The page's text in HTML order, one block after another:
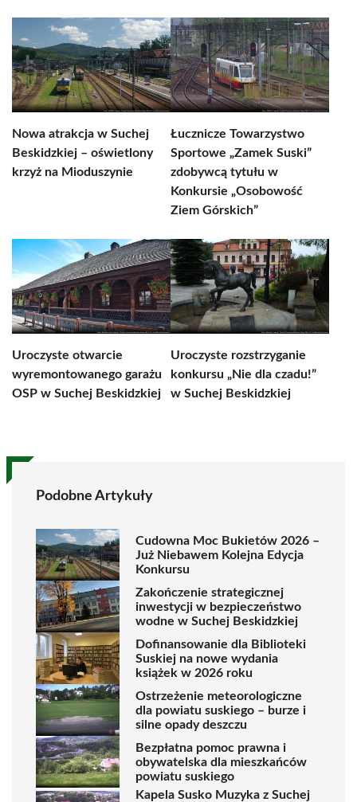
Nowa atrakcja w Suchej
Beskidzkiej – oświetlony
krzyż na Mioduszynie
Łucznicze Towarzystwo
Sportowe „Zamek Suski”
zdobywcą tytułu w
Konkursie „Osobowość
Ziem Górskich”
Uroczyste otwarcie
wyremontowanego garażu
OSP w Suchej Beskidzkiej
Uroczyste rozstrzyganie
konkursu „Nie dla czadu!”
w Suchej Beskidzkiej
Podobne Artykuły
Cudowna Moc Bukietów 2026 –
Już Niebawem Kolejna Edycja
Konkursu
Zakończenie strategicznej
inwestycji w bezpieczeństwo
wodne w Suchej Beskidzkiej
Dofinansowanie dla Biblioteki
Suskiej na nowe wydania
książek w 2026 roku
Ostrzeżenie meteorologiczne
dla powiatu suskiego – burze i
silne opady deszczu
Bezpłatna pomoc prawna i
obywatelska dla mieszkańców
powiatu suskiego
Kapela Susko Muzyka z Suchej